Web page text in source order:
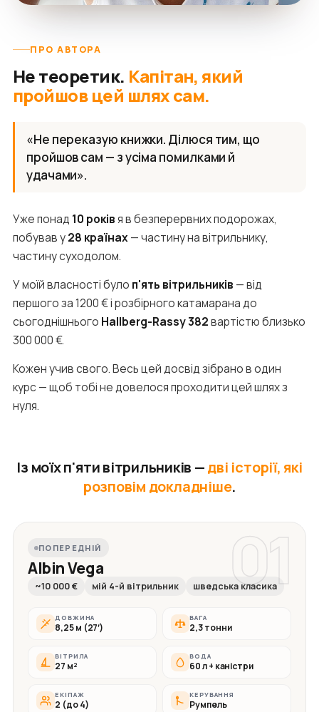
ПРО АВТОРА
Не теоретик. Капітан, який
пройшов цей шлях сам.
«Не переказую книжки. Ділюся тим, що
пройшов сам — з усіма помилками й
удачами».
Уже понад 10 роківя в безперервних подорожах,
побував у28 країнах— частину на вітрильнику,
частину суходолом.
У моїй власності було п'ять вітрильників — від
першого за 1200 € і розбірного катамарана до
сьогоднішнього Hallberg-Rassy 382вартістю близько
300 000 €.
Кожен учив свого. Весь цей досвід зібрано в один
курс — щоб тобі не довелося проходити цей шлях з
нуля.
Із моїх п'яти вітрильників —дві історії, які
розповім докладніше.
01
ПОПЕРЕДНІЙ
Albin Vega
~10 000 € мій 4-й вітрильник шведська класика
ДОВЖИНА
8,25 м (27′)
ВАГА
2,3 тонни
ВІТРИЛА
27 м²
ВОДА
60 л + каністри
ЕКІПАЖ
2 (до 4)
КЕРУВАННЯ
Румпель